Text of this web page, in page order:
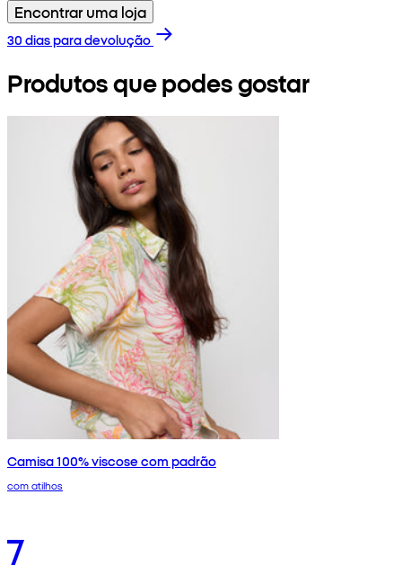
Encontrar uma loja
30 dias para devolução
Produtos que podes gostar
Camisa 100% viscose com padrão
com atilhos
7